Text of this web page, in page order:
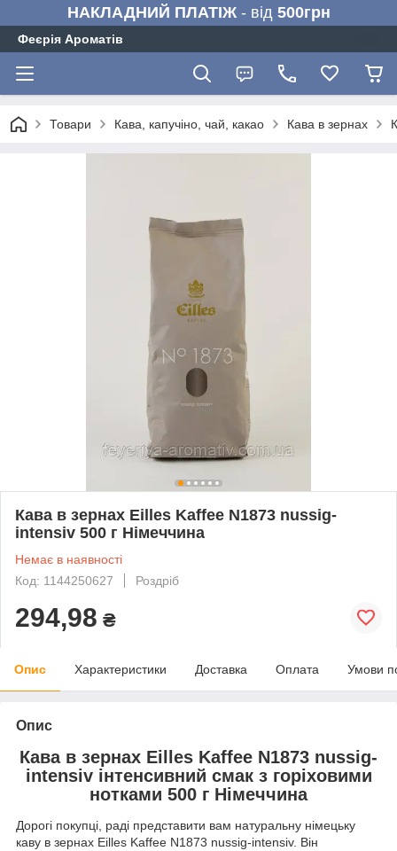
НАКЛАДНИЙ ПЛАТІЖ- від 500грн
Феєрія Ароматів
Товари Кава, капучіно, чай, какао Кава в зернах
Кава в зернах Eilles Kaffee N1873 nussig-
intensiv 500 г Німеччина
Немає в наявності
Код: 1144250627
Роздріб
294,98 ₴
Опис Характеристики Доставка Оплата Умови
Опис
Кава в зернах Eilles Kaffee N1873 nussig-
intensiv інтенсивний смак з горіховими
нотками 500 г Німеччина
Дорогі покупці, раді представити вам натуральну німецьку
каву в зернах Eilles Kaffee N1873 nussig-intensiv. Він